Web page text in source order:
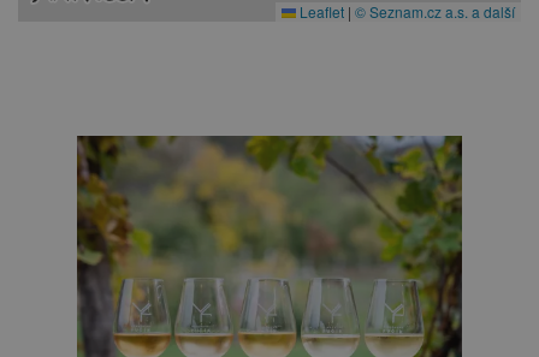
Leaflet | © Seznam.cz a.s. a další